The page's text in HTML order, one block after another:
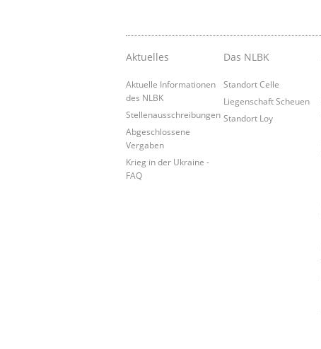
Aktuelles
Aktuelle Informationen
des NLBK
Stellenausschreibungen
Abgeschlossene
Vergaben
Krieg in der Ukraine -
FAQ
Das NLBK
Standort Celle
Liegenschaft Scheuen
Standort Loy